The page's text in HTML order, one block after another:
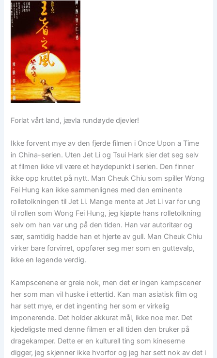
Forlat vårt land, jævla rundøyde djevler!
Ikke forvent mye av den fjerde filmen i Once Upon a Time
in China-serien. Uten Jet Li og Tsui Hark sier det seg selv
at filmen ikke vil være et høydepunkt i serien. Den finner
ikke opp kruttet på nytt. Man Cheuk Chiu som spiller Wong
Fei Hung kan ikke sammenlignes med den eminente
rolletolkningen til Jet Li. Mange mente at Jet Li var for ung
til rollen som Wong Fei Hung, jeg kjøpte hans rolletolkning
selv om han var ung på den tiden. Han var autoritær og
sær, samtidig hadde han et hjerte av gull. Man Cheuk Chiu
virker bare forvirret, oppfører seg mer som en guttevalp,
ikke en legende verdig.
Kampscenene er greie nok, men det er ingen kampscener
her som man vil huske i ettertid. Kan man asiatisk film og
har sett mye, er det ingenting her som er virkelig
imponerende. Det holder akkurat mål, ikke noe mer. Det
kjedeligste med denne filmen er all tiden den bruker på
dragekamper. Dette er en kulturell ting som kineserne
digger, jeg skjønner ikke hvorfor og jeg har sett nok av det i